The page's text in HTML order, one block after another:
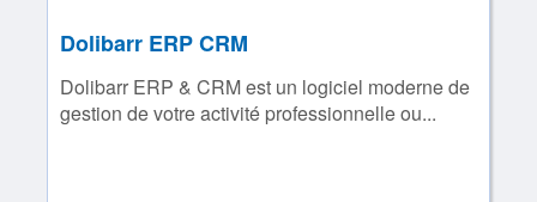
Dolibarr ERP CRM
Dolibarr ERP & CRM est un logiciel moderne de
gestion de votre activité professionnelle ou...